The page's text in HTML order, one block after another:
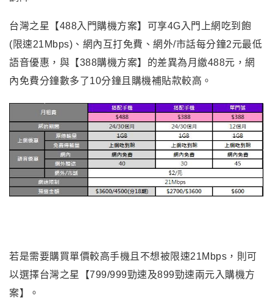
台灣之星【488入門購機方案】可享4G入門上網吃到飽
(限速21Mbps)、網內互打免費、網外/市話每分鐘2元最低
語音優惠，與【388購機方案】的差異為月繳488元，網
內免費分鐘數多了10分鐘且購機補貼款較高。
若是需要購買單價較高手機且不想被限速21Mbps，則可
以選擇台灣之星【799/999勁速及899勁速兩元入購機方
案】。